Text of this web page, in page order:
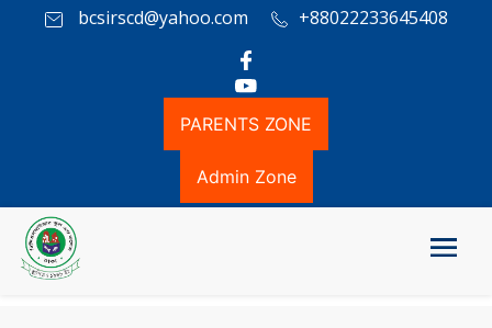
bcsirscd@yahoo.com +88022233645408
PARENTS ZONE
Admin Zone